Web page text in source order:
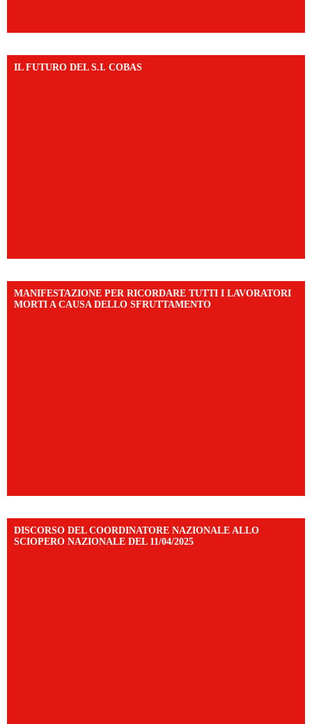
IL FUTURO DEL S.I. COBAS
MANIFESTAZIONE PER RICORDARE TUTTI I LAVORATORI
MORTI A CAUSA DELLO SFRUTTAMENTO
DISCORSO DEL COORDINATORE NAZIONALE ALLO
SCIOPERO NAZIONALE DEL 11/04/2025